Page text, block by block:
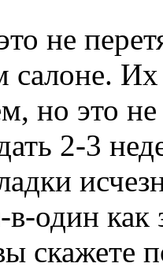
не
салоне.
но это
2-3
один как
скажете